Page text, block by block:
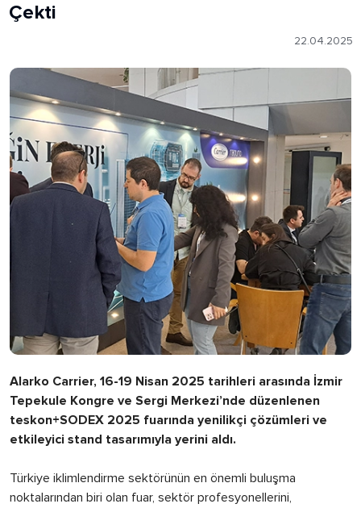
Çekti
22.04.2025
Alarko Carrier, 16-19 Nisan 2025 tarihleri arasında İzmir
Tepekule Kongre ve Sergi Merkezi’nde düzenlenen
teskon+SODEX 2025 fuarında yenilikçi çözümleri ve
etkileyici stand tasarımıyla yerini aldı.
Türkiye iklimlendirme sektörünün en önemli buluşma
noktalarından biri olan fuar, sektör profesyonellerini,